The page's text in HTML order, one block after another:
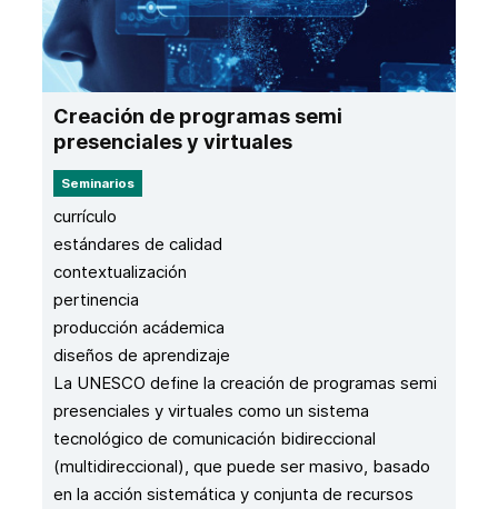
Creación de programas semi
presenciales y virtuales
Seminarios
currículo
estándares de calidad
contextualización
pertinencia
producción acádemica
diseños de aprendizaje
La UNESCO define la creación de programas semi
presenciales y virtuales como un sistema
tecnológico de comunicación bidireccional
(multidireccional), que puede ser masivo, basado
en la acción sistemática y conjunta de recursos